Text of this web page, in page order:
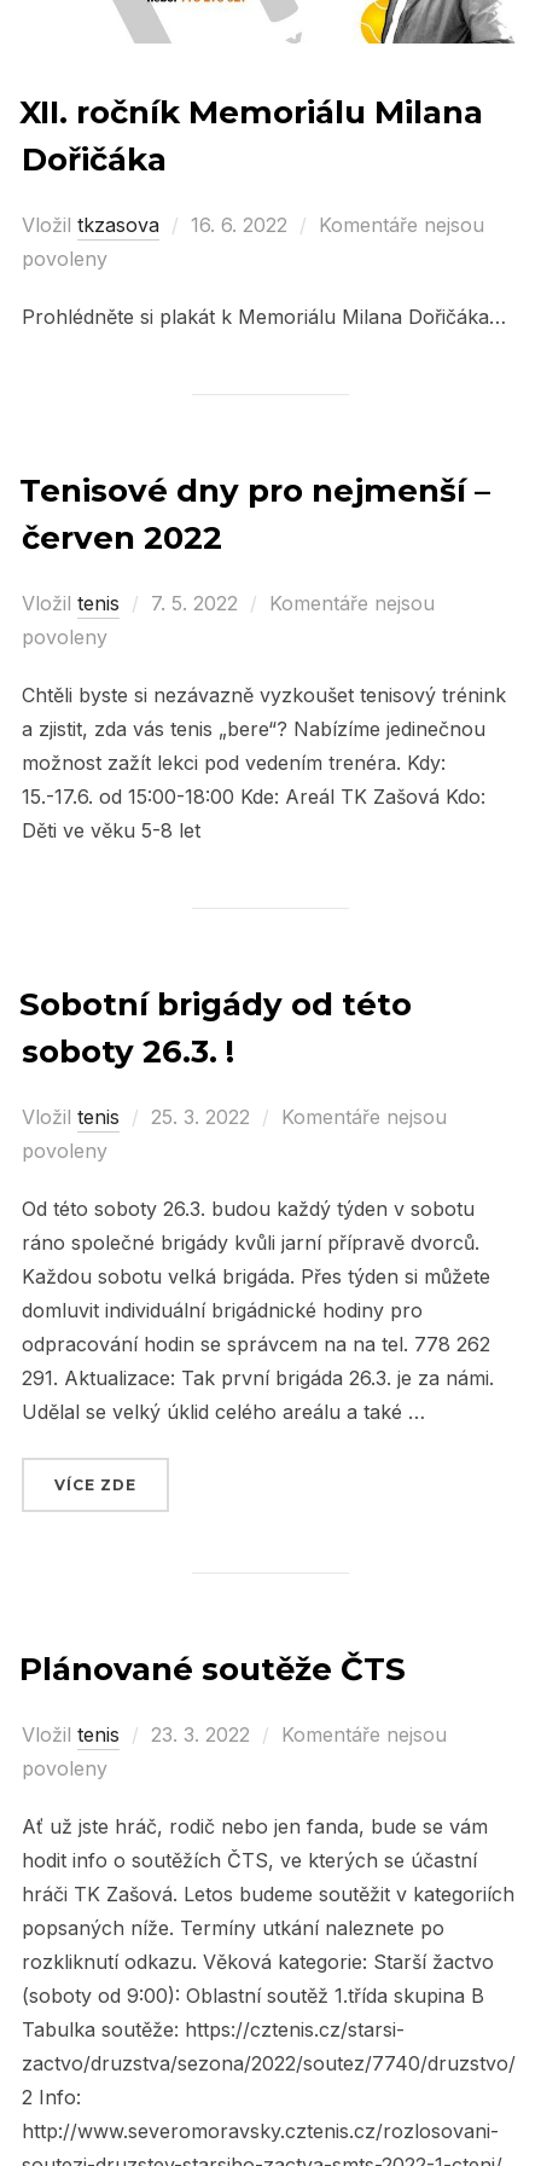
XII. ročník Memoriálu Milana
Dořičáka
Vložil tkzasova
Posted
16. 6. 2022
Komentáře nejsou
povoleny
Prohlédněte si plakát k Memoriálu Milana Dořičáka…
Tenisové dny pro nejmenší –
červen 2022
Vložil tenis
Posted
7. 5. 2022
Komentáře nejsou
povoleny
Chtěli byste si nezávazně vyzkoušet tenisový trénink
a zjistit, zda vás tenis „bere“? Nabízíme jedinečnou
možnost zažít lekci pod vedením trenéra. Kdy:
15.-17.6. od 15:00-18:00 Kde: Areál TK Zašová Kdo:
Děti ve věku 5-8 let
Sobotní brigády od této
soboty 26.3. !
Vložil tenis
Posted
25. 3. 2022
Komentáře nejsou
povoleny
Od této soboty 26.3. budou každý týden v sobotu
ráno společné brigády kvůli jarní přípravě dvorců.
Každou sobotu velká brigáda. Přes týden si můžete
domluvit individuální brigádnické hodiny pro
odpracování hodin se správcem na na tel. 778 262
291. Aktualizace: Tak první brigáda 26.3. je za námi.
Udělal se velký úklid celého areálu a také …
VÍCE ZDE
Plánované soutěže ČTS
Vložil tenis
Posted
23. 3. 2022
Komentáře nejsou
povoleny
Ať už jste hráč, rodič nebo jen fanda, bude se vám
hodit info o soutěžích ČTS, ve kterých se účastní
hráči TK Zašová. Letos budeme soutěžit v kategoriích
popsaných níže. Termíny utkání naleznete po
rozkliknutí odkazu. Věková kategorie: Starší žactvo
(soboty od 9:00): Oblastní soutěž 1.třída skupina B
Tabulka soutěže: https://cztenis.cz/starsi-
zactvo/druzstva/sezona/2022/soutez/7740/druzstvo/
2 Info:
http://www.severomoravsky.cztenis.cz/rozlosovani-